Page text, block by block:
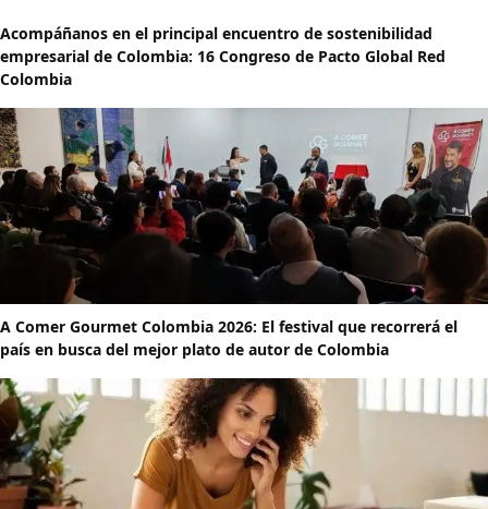
Acompáñanos en el principal encuentro de sostenibilidad
empresarial de Colombia: 16 Congreso de Pacto Global Red
Colombia
A Comer Gourmet Colombia 2026: El festival que recorrerá el
país en busca del mejor plato de autor de Colombia